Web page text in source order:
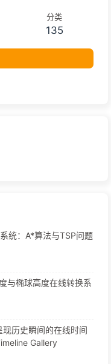
分类
135
统：A*算法与TSP问题
与椭球高度在线转换系
历史瞬间的在线时间
Gallery